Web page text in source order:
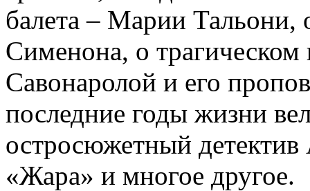
балета – Марии
Сименона, о трагическом
Савонаролой и его
последние годы жизни
остросюжетный детектив
«Жара» и многое другое.